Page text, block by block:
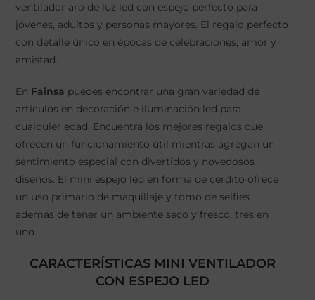
ventilador aro de luz led con espejo perfecto para
jóvenes, adultos y personas mayores. El regalo perfecto
con detalle único en épocas de celebraciones, amor y
amistad.
En Fainsa puedes encontrar una gran variedad de
artículos en decoración e iluminación led para
cualquier edad. Encuentra los mejores regalos que
ofrecen un funcionamiento útil mientras agregan un
sentimiento especial con divertidos y novedosos
diseños. El mini espejo led en forma de cerdito ofrece
un uso primario de maquillaje y tomo de selfies
además de tener un ambiente seco y fresco, tres en
uno.
CARACTERÍSTICAS MINI VENTILADOR
CON ESPEJO LED